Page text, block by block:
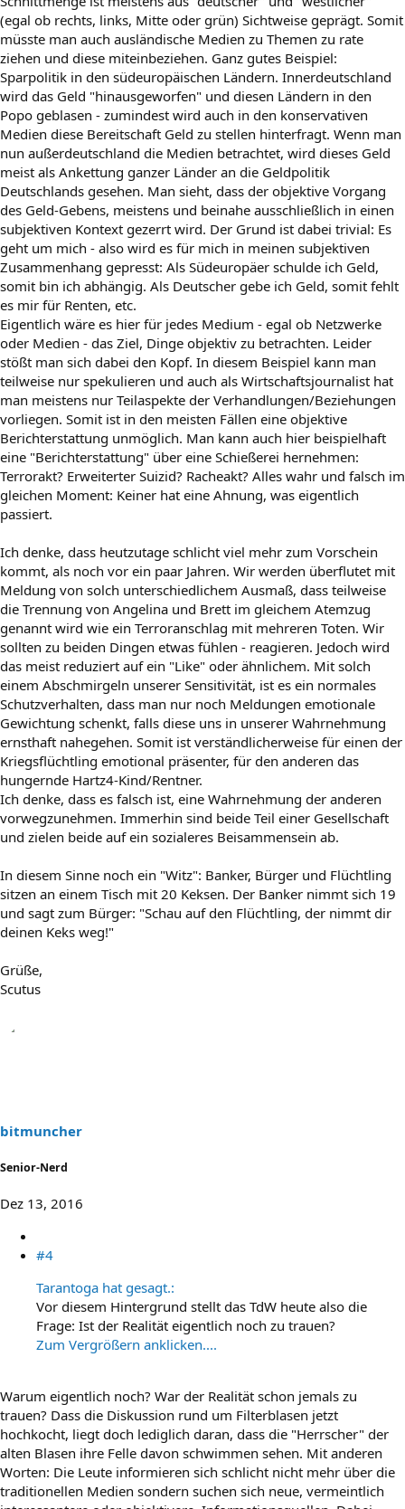
(egal ob rechts, links, Mitte oder grün) Sichtweise geprägt. Somit
müsste man auch ausländische Medien zu Themen zu rate
ziehen und diese miteinbeziehen. Ganz gutes Beispiel:
Sparpolitik in den südeuropäischen Ländern. Innerdeutschland
wird das Geld "hinausgeworfen" und diesen Ländern in den
Popo geblasen - zumindest wird auch in den konservativen
Medien diese Bereitschaft Geld zu stellen hinterfragt. Wenn man
nun außerdeutschland die Medien betrachtet, wird dieses Geld
meist als Ankettung ganzer Länder an die Geldpolitik
Deutschlands gesehen. Man sieht, dass der objektive Vorgang
des Geld-Gebens, meistens und beinahe ausschließlich in einen
subjektiven Kontext gezerrt wird. Der Grund ist dabei trivial: Es
geht um mich - also wird es für mich in meinen subjektiven
Zusammenhang gepresst: Als Südeuropäer schulde ich Geld,
somit bin ich abhängig. Als Deutscher gebe ich Geld, somit fehlt
es mir für Renten, etc.
Eigentlich wäre es hier für jedes Medium - egal ob Netzwerke
oder Medien - das Ziel, Dinge objektiv zu betrachten. Leider
stößt man sich dabei den Kopf. In diesem Beispiel kann man
teilweise nur spekulieren und auch als Wirtschaftsjournalist hat
man meistens nur Teilaspekte der Verhandlungen/Beziehungen
vorliegen. Somit ist in den meisten Fällen eine objektive
Berichterstattung unmöglich. Man kann auch hier beispielhaft
eine "Berichterstattung" über eine Schießerei hernehmen:
Terrorakt? Erweiterter Suizid? Racheakt? Alles wahr und falsch im
gleichen Moment: Keiner hat eine Ahnung, was eigentlich
passiert.
Ich denke, dass heutzutage schlicht viel mehr zum Vorschein
kommt, als noch vor ein paar Jahren. Wir werden überflutet mit
Meldung von solch unterschiedlichem Ausmaß, dass teilweise
die Trennung von Angelina und Brett im gleichem Atemzug
genannt wird wie ein Terroranschlag mit mehreren Toten. Wir
sollten zu beiden Dingen etwas fühlen - reagieren. Jedoch wird
das meist reduziert auf ein "Like" oder ähnlichem. Mit solch
einem Abschmirgeln unserer Sensitivität, ist es ein normales
Schutzverhalten, dass man nur noch Meldungen emotionale
Gewichtung schenkt, falls diese uns in unserer Wahrnehmung
ernsthaft nahegehen. Somit ist verständlicherweise für einen der
Kriegsflüchtling emotional präsenter, für den anderen das
hungernde Hartz4-Kind/Rentner.
Ich denke, dass es falsch ist, eine Wahrnehmung der anderen
vorwegzunehmen. Immerhin sind beide Teil einer Gesellschaft
und zielen beide auf ein sozialeres Beisammensein ab.
In diesem Sinne noch ein "Witz": Banker, Bürger und Flüchtling
sitzen an einem Tisch mit 20 Keksen. Der Banker nimmt sich 19
und sagt zum Bürger: "Schau auf den Flüchtling, der nimmt dir
deinen Keks weg!"
Grüße,
Scutus
bitmuncher
Senior-Nerd
Dez 13, 2016
#4
Tarantoga hat gesagt.:
Vor diesem Hintergrund stellt das TdW heute also die
Frage: Ist der Realität eigentlich noch zu trauen?
Zum Vergrößern anklicken....
Warum eigentlich noch? War der Realität schon jemals zu
trauen? Dass die Diskussion rund um Filterblasen jetzt
hochkocht, liegt doch lediglich daran, dass die "Herrscher" der
alten Blasen ihre Felle davon schwimmen sehen. Mit anderen
Worten: Die Leute informieren sich schlicht nicht mehr über die
traditionellen Medien sondern suchen sich neue, vermeintlich